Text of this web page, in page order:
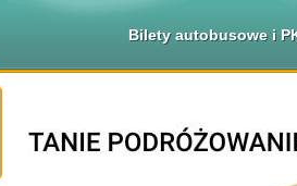
Bilety autobusowe i